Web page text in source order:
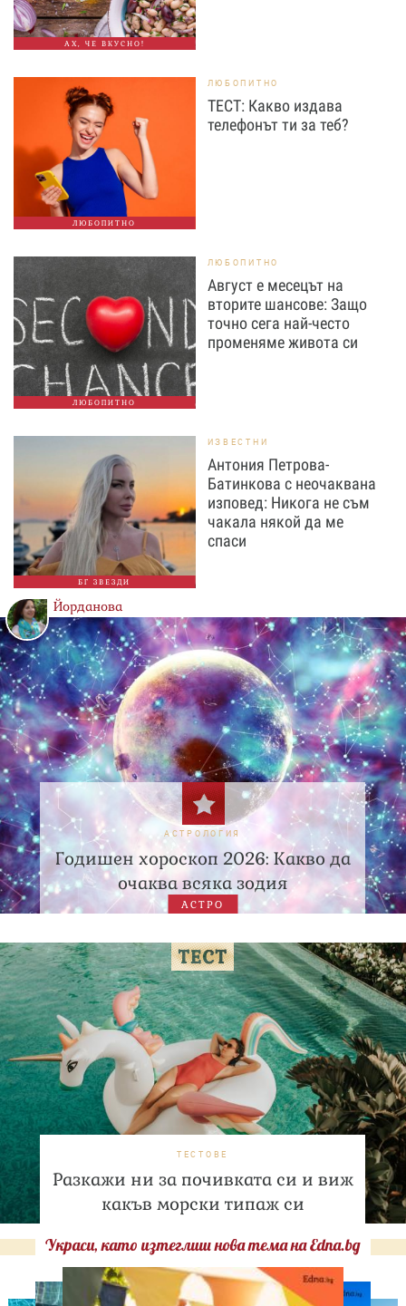
АХ, ЧЕ ВКУСНО!
ЛЮБОПИТНО
ЛЮБОПИТНО
ТЕСТ: Какво издава
телефонът ти за теб?
ЛЮБОПИТНО
ЛЮБОПИТНО
Август е месецът на
вторите шансове: Защо
точно сега най-често
променяме живота си
БГ ЗВЕЗДИ
ИЗВЕСТНИ
Антония Петрова-
Батинкова с неочаквана
изповед: Никога не съм
чакала някой да ме
спаси
Йорданова
АСТРОЛОГИЯ
Годишен хороскоп 2026: Какво да
очаква всяка зодия
АСТРО
ТЕСТОВЕ
Разкажи ни за почивката си и виж
какъв морски типаж си
Украси, като изтеглиш нова тема на Edna.bg